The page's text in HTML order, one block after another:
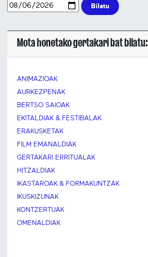
Bilatu
Mota honetako gertakari bat bilatu:
ANIMAZIOAK
AURKEZPENAK
BERTSO SAIOAK
EKITALDIAK & FESTIBALAK
ERAKUSKETAK
FILM EMANALDIAK
GERTAKARI ERRITUALAK
HITZALDIAK
IKASTAROAK & FORMAKUNTZAK
IKUSKIZUNAK
KONTZERTUAK
OMENALDIAK